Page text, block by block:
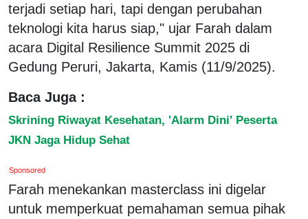
terjadi setiap hari, tapi dengan perubahan
teknologi kita harus siap," ujar Farah dalam
acara Digital Resilience Summit 2025 di
Gedung Peruri, Jakarta, Kamis (11/9/2025).
Baca Juga :
Skrining Riwayat Kesehatan, 'Alarm Dini' Peserta
JKN Jaga Hidup Sehat
Sponsored
Farah menekankan masterclass ini digelar
untuk memperkuat pemahaman semua pihak